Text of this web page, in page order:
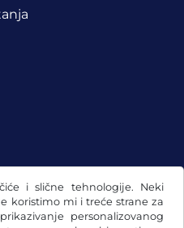
i slične tehnologije. Neki
koristimo mi i treće strane za
personalizovanog